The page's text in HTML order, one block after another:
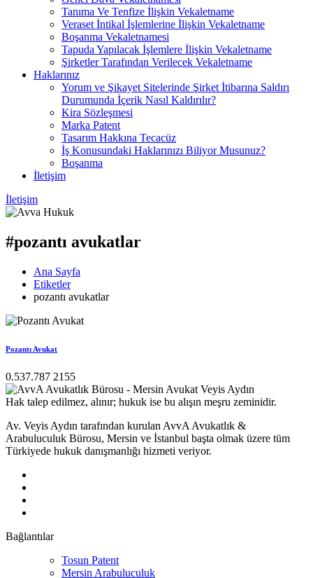
Tanıma Ve Tenfize İlişkin Vekaletname
Veraset İntikal İşlemlerine İlişkin Vekaletname
Boşanma Vekaletnamesi
Tapuda Yapılacak İşlemlere İlişkin Vekaletname
Şirketler Tarafından Verilecek Vekaletname
Haklarınız
Yorum ve Şikayet Sitelerinde Şirket İtibarına Saldırı
Durumunda İçerik Nasıl Kaldırılır?
Kira Sözleşmesi
Marka Patent
Tasarım Hakkına Tecacüz
İş Konusundaki Haklarınızı Biliyor Musunuz?
Boşanma
İletişim
İletişim
#pozantı avukatlar
Ana Sayfa
Etiketler
pozantı avukatlar
Pozantı Avukat
0.537.787 2155
Hak talep edilmez, alınır; hukuk ise bu alışın meşru zeminidir.
Av. Veyis Aydın tarafından kurulan AvvA Avukatlık &
Arabuluculuk Bürosu, Mersin ve İstanbul başta olmak üzere tüm
Türkiyede hukuk danışmanlığı hizmeti veriyor.
Bağlantılar
Tosun Patent
Mersin Arabuluculuk